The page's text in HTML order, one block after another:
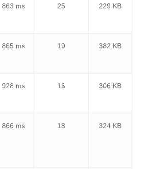
863 ms 25 229 KB
865 ms 19 382 KB
928 ms 16 306 KB
866 ms 18 324 KB